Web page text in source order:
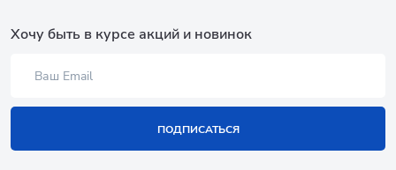
Хочу быть в курсе акций и новинок
ПОДПИСАТЬСЯ